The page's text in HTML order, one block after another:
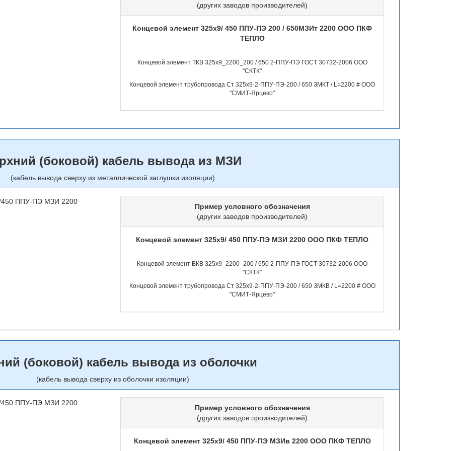
(других заводов производителей)
Концевой элемент 325х9/ 450 ППУ-ПЭ 200 / 650МЗИт 2200 ООО ПКФ
ТЕПЛО
Концевой элемент ТКВ 325х9_2200_200 / 650 2-ППУ-ПЭ ГОСТ 30732-2006 ООО
"СКТК"
Концевой элемент трубопровода Ст 325х9-2-ППУ-ПЭ-200 / 650 ЗМКТ / L=2200 # ООО
"СМИТ-Ярцево"
(боковой) кабель вывода из МЗИ
(кабель вывода сверху из металлической заглушки изоляции)
Пример условного обозначения
(других заводов производителей)
Концевой элемент 325х9/ 450 ППУ-ПЭ МЗИ 2200 ООО ПКФ ТЕПЛО
Концевой элемент ВКВ 325х9_2200_200 / 650 2-ППУ-ПЭ ГОСТ 30732-2006 ООО
"СКТК"
Концевой элемент трубопровода Ст 325х9-2-ППУ-ПЭ-200 / 650 ЗМКВ / L=2200 # ООО
"СМИТ-Ярцево"
(боковой) кабель вывода из оболочки
(кабель вывода сверху из оболочки изоляции)
Пример условного обозначения
(других заводов производителей)
Концевой элемент 325х9/ 450 ППУ-ПЭ МЗИв 2200 ООО ПКФ ТЕПЛО